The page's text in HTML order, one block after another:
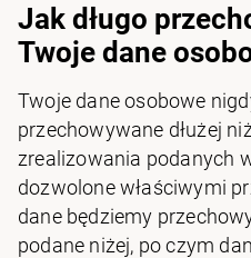
Jak długo
Twoje dane
Twoje dane osobowe
przechowywane dłużej
zrealizowania podanych
dozwolone właściwymi
dane będziemy
podane niżej, po czym